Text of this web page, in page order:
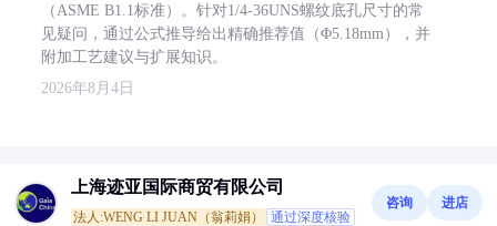
（ASME B1.1标准）。针对1/4-36UNS螺纹底孔尺寸的常
见疑问，通过公式推导给出精确推荐值（Φ5.18mm），并
附加工艺建议与扩展知识。
2026年8月4日
上海迹亚国际商贸有限公司
法人:WENG LI JUAN（翁莉娟） 通过深度核验
咨询 进店